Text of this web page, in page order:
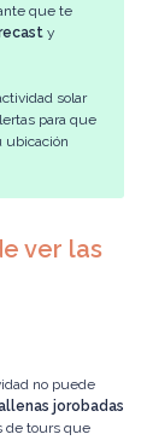
que te
y
solar
para que
ubicación
ver las
no puede
jorobadas
de tours que